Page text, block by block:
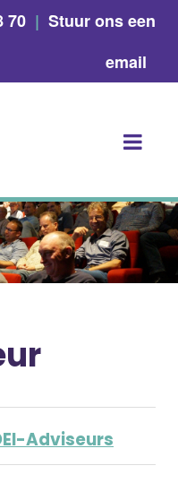
70 | Stuur ons een
email
Adviseurs